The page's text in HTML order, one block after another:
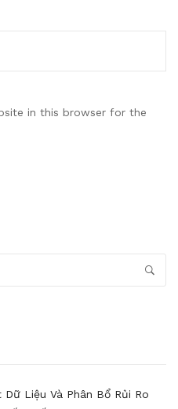
in this browser for the
Liệu Và Phân Bổ Rủi Ro